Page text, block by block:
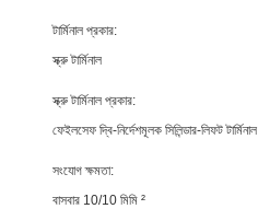
টার্মিনাল প্রকার:
স্ক্রু টার্মিনাল
স্ক্রু টার্মিনাল প্রকার:
ফেইলসেফ দ্বি-নির্দেশমূলক সিলিন্ডার-লিফট টার্মিনাল
সংযোগ ক্ষমতা:
বাসবার 10/10 মিমি ²